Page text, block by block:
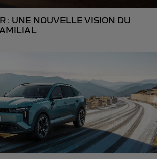
: UNE NOUVELLE VISION DU